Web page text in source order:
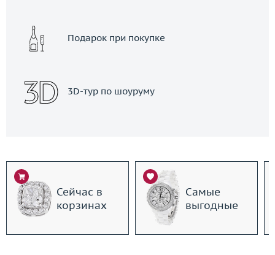
Подарок при покупке
3D-тур по шоуруму
Сейчас в
корзинах
Самые
выгодные